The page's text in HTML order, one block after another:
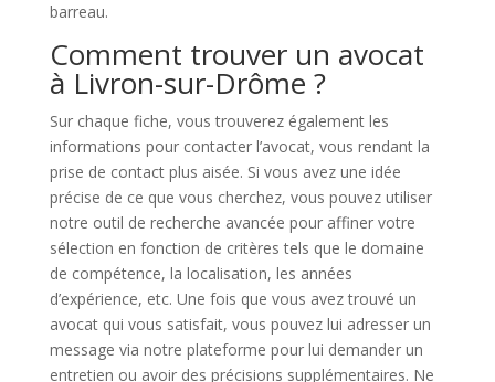
barreau.
Comment trouver un avocat
à Livron-sur-Drôme ?
Sur chaque fiche, vous trouverez également les
informations pour contacter l’avocat, vous rendant la
prise de contact plus aisée. Si vous avez une idée
précise de ce que vous cherchez, vous pouvez utiliser
notre outil de recherche avancée pour affiner votre
sélection en fonction de critères tels que le domaine
de compétence, la localisation, les années
d’expérience, etc. Une fois que vous avez trouvé un
avocat qui vous satisfait, vous pouvez lui adresser un
message via notre plateforme pour lui demander un
entretien ou avoir des précisions supplémentaires. Ne